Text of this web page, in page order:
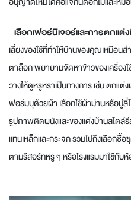
เลือกเฟอร์นิเจอร์และการตกแ
เลี่ยงของใช้ที่ทำให้บ้านของคุณเหมือน
ตาล็อก พยายามจัดหาข้าวของเครื่อ
วางให้ดูหรูหราเป็นทางการ เช่น ตกแ
ฟอร์มบุด้วยผ้า เลือกใช้ผ้าม่านหรือมู่ลี่
รูปภาพติดผนังและของแต่งบ้านสไตล์รี
แทนเหล็กและกระจก รวมไปถึงเลือกซื้
ตามรีสอร์ทหรู ๆ หรือโรงแรมมาใช้กับ